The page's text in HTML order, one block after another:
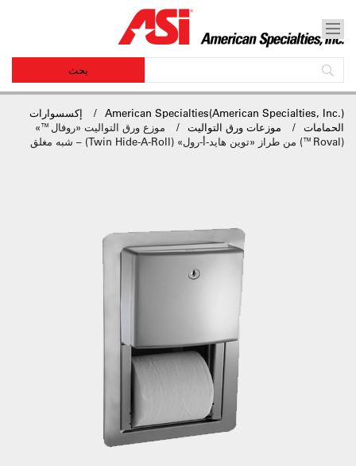
American Specialties(American Specialties, Inc.)
إكسسوارات
الحمامات
موزعات ورق التواليت
موزع ورق التواليت «روفال™»
(Roval™) من طراز «توين هايد-أ-رول» (Twin Hide-A-Roll) – شبه مغلق